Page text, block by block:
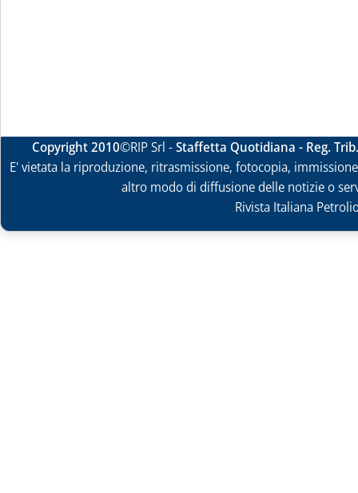
Copyright 2010©RIP Srl -Staffetta Quotidiana - Reg.
E' vietata la riproduzione, ritrasmissione, fotocopia,
altro modo di diffusione delle notizie o
Rivista Italiana